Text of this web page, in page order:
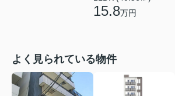
15.8万円
よく見られている物件